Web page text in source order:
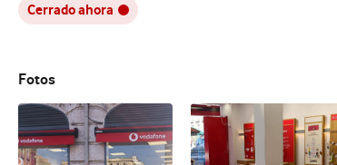
Cerrado ahora
Fotos